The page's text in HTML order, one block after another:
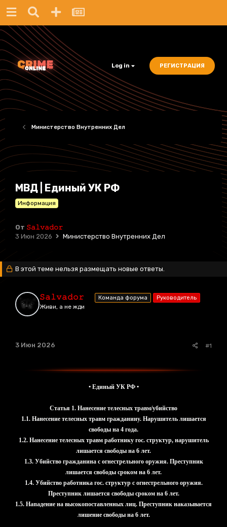
РЕГИСТРАЦИЯ
Log in
Министерство Внутренних Дел
МВД | Единый УК РФ
Информация
От 𝚂𝚊𝚕𝚟𝚊𝚍𝚘𝚛
3 Июн 2026
Министерство Внутренних Дел
В этой теме нельзя размещать новые ответы.
𝚂𝚊𝚕𝚟𝚊𝚍𝚘𝚛
Живи, а не жди
Команда форума Руководитель
3 Июн 2026 #1
• Единый УК РФ •
Статья 1. Нанесение телесных травм/убийство
1.1. Нанесение телесных травм гражданину. Нарушитель лишается
свободы на 4 года.
1.2. Нанесение телесных травм работнику гос. структур, нарушитель
лишается свободы на 6 лет.
1.3. Убийство гражданина с огнестрельного оружия. Преступник
лишается свободы сроком на 6 лет.
1.4. Убийство работника гос. структур с огнестрельного оружия.
Преступник лишается свободы сроком на 6 лет.
1.5. Нападение на высокопоставленных лиц. Преступник наказывается
лишение свободы на 6 лет.